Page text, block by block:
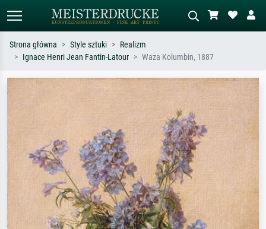
Szukaj wg artysty, tytułu lub stylu – np.
Opisz scenę – np. zielona łąka,
stojący akt obok drzewa.
Strona główna Style sztuki
Realizm
Ignace Henri Jean Fantin-Latour
Waza Kolumbin, 1887